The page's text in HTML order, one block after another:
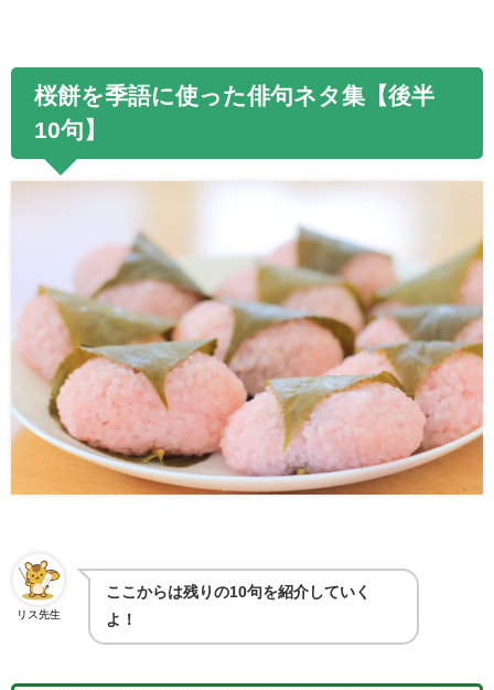
桜餅を季語に使った俳句ネタ集【後半
10句 】
リス先生
ここからは残りの10句を紹介していく
よ！